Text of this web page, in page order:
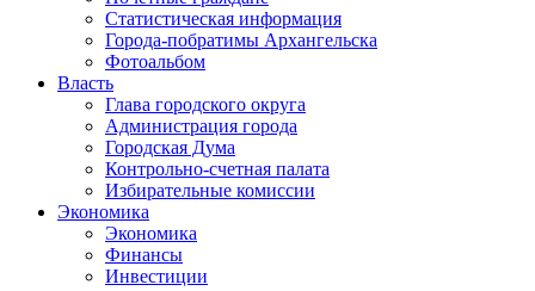
Статистическая информация
Города-побратимы Архангельска
Фотоальбом
Власть
Глава городского округа
Администрация города
Городская Дума
Контрольно-счетная палата
Избирательные комиссии
Экономика
Экономика
Финансы
Инвестиции